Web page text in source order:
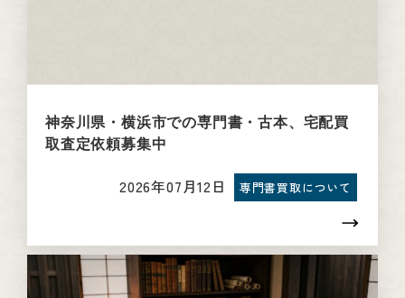
神奈川県・横浜市での専門書・古本、宅配買
取査定依頼募集中
2026年07月12日 専門書買取について